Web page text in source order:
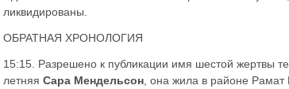
ликвидированы.
ОБРАТНАЯ ХРОНОЛОГИЯ
15:15. Разрешено к публикации имя шестой жертвы
летняя Сара Мендельсон , она жила в районе